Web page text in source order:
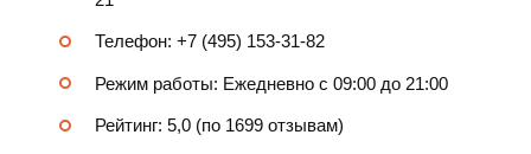
Телефон: +7 (495) 153-31-82
Режим работы: Ежедневно с 09:00 до 21:00
Рейтинг: 5,0 (по 1699 отзывам)